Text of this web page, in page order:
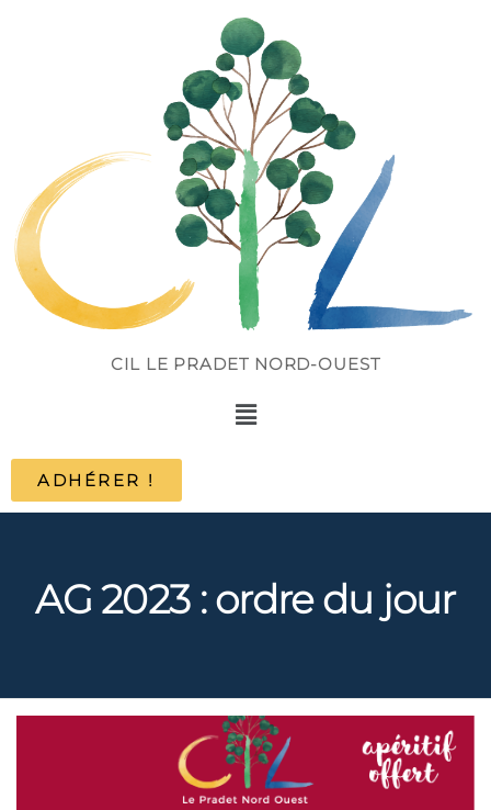
CIL LE PRADET NORD-OUEST
ADHÉRER !
AG 2023 : ordre du jour